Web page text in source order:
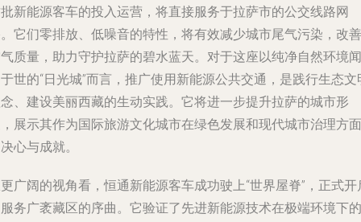
新能源客车的投入运营，将直接服务于拉萨市的公交线路网
它们零排放、低噪音的特性，将有效减少城市尾气污染，改善
质量，助力守护拉萨的碧水蓝天。对于这座以纯净自然环境闻
世的“日光城”而言，推广使用新能源公共交通，是践行生态文
、建设美丽西藏的生动实践。它将进一步提升拉萨的城市形
展示其作为国际旅游文化城市在绿色发展和现代城市治理方面
心与成就。
广阔的视角看，恒通新能源客车成功驶上“世界屋脊”，正式开
务广袤藏区的序曲。它验证了先进新能源技术在极端环境下的